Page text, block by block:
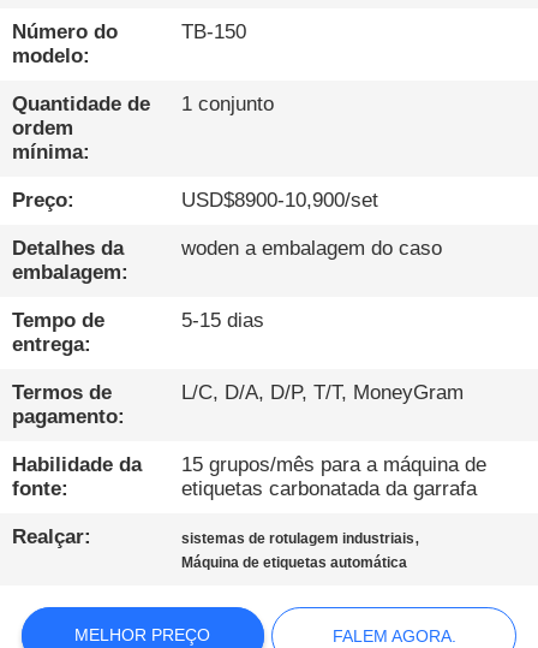
CONTROLE
DA
QUALIDADE
CONTACTE-
NOS
NOTÍCIA
FALEM
AGORA.
DO
Número do
modelo:
TB-150
Quantidade de
ordem
mínima:
1 conjunto
Preço: USD$8900-10,900/set
Detalhes da
embalagem:
woden a embalagem do caso
Tempo de
entrega:
5-15 dias
Termos de
pagamento:
L/C, D/A, D/P, T/T, MoneyGram
Habilidade da
fonte:
15 grupos/mês para a máquina de
etiquetas carbonatada da garrafa
Realçar: sistemas de rotulagem industriais,
Máquina de etiquetas automática
MELHOR PREÇO FALEM AGORA.